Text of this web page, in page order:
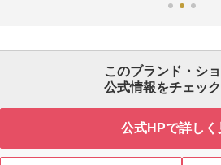
このブランド・シ
公式情報をチェッ
公式HPで詳しく